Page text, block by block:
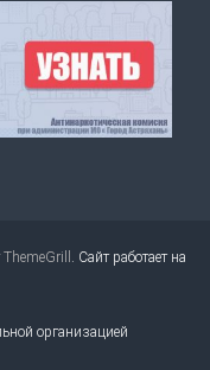
ThemeGrill . Сайт работает на
организацией